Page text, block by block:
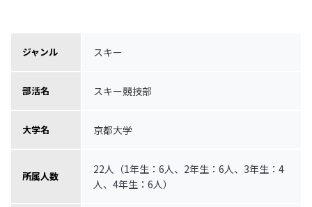
ジャンル スキー
部活名 スキー競技部
大学名 京都大学
所属人数
22人（1年生：6人、2年生：6人、3年生：4
人、4年生：6人）